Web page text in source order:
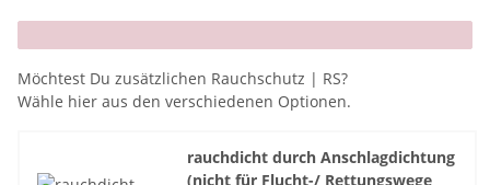
x
Möchtest Du zusätzlichen Rauchschutz | RS?
Wähle hier aus den verschiedenen Optionen.
rauchdicht durch Anschlagdichtung
(nicht für Flucht-/ Rettungswege